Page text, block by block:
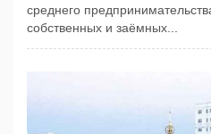
среднего
собственных и заёмных...